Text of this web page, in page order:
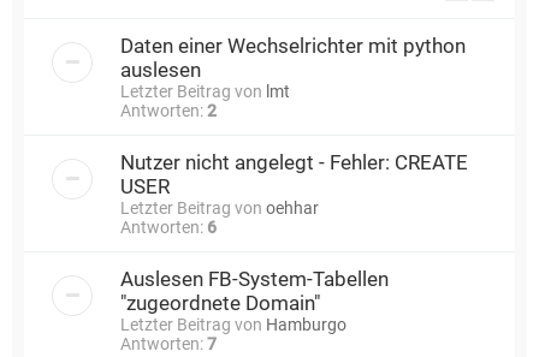
Daten einer Wechselrichter mit python
auslesen
Letzter Beitrag von lmt
Antworten:2
Nutzer nicht angelegt - Fehler: CREATE
USER
Letzter Beitrag von oehhar
Antworten: 6
Auslesen FB-System-Tabellen
"zugeordnete Domain"
Letzter Beitrag von Hamburgo
Antworten:7